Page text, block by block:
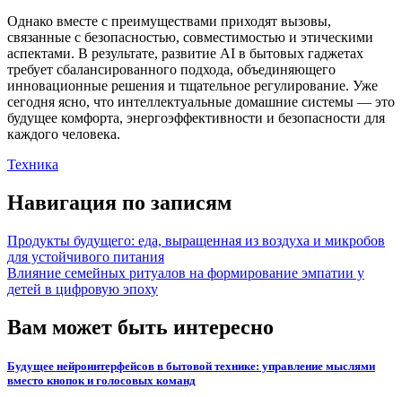
Однако вместе с преимуществами приходят вызовы,
связанные с безопасностью, совместимостью и этическими
аспектами. В результате, развитие AI в бытовых гаджетах
требует сбалансированного подхода, объединяющего
инновационные решения и тщательное регулирование. Уже
сегодня ясно, что интеллектуальные домашние системы — это
будущее комфорта, энергоэффективности и безопасности для
каждого человека.
Техника
Навигация по записям
Продукты будущего: еда, выращенная из воздуха и микробов
для устойчивого питания
Влияние семейных ритуалов на формирование эмпатии у
детей в цифровую эпоху
Вам может быть интересно
Будущее нейроинтерфейсов в бытовой технике: управление мыслями
вместо кнопок и голосовых команд